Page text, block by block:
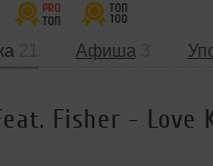
Афиша
Fisher - Love